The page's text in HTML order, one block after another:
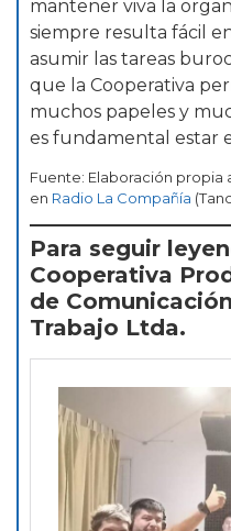
mantener viva la
siempre resulta fácil
asumir las tareas
que la Cooperativa
muchos papeles y
es fundamental estar
Fuente: Elaboración propia
en Radio La Compañía
Para seguir
Cooperativa
de
Trabajo Ltda.